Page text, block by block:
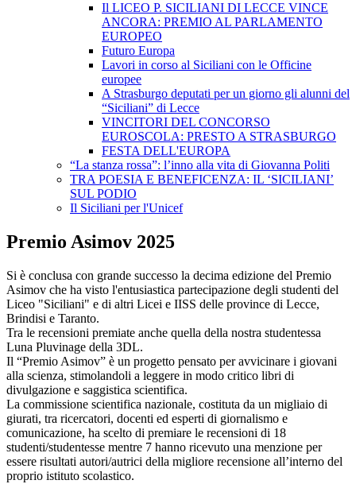
Il LICEO P. SICILIANI DI LECCE VINCE
ANCORA: PREMIO AL PARLAMENTO
EUROPEO
Futuro Europa
Lavori in corso al Siciliani con le Officine
europee
A Strasburgo deputati per un giorno gli alunni del
“Siciliani” di Lecce
VINCITORI DEL CONCORSO
EUROSCOLA: PRESTO A STRASBURGO
FESTA DELL'EUROPA
“La stanza rossa”: l’inno alla vita di Giovanna Politi
TRA POESIA E BENEFICENZA: IL ‘SICILIANI’
SUL PODIO
Il Siciliani per l'Unicef
Premio Asimov 2025
Si è conclusa con grande successo la decima edizione del Premio
Asimov che ha visto l'entusiastica partecipazione degli studenti del
Liceo "Siciliani" e di altri Licei e IISS delle province di Lecce,
Brindisi e Taranto.
Tra le recensioni premiate anche quella della nostra studentessa
Luna Pluvinage della 3DL.
Il “Premio Asimov” è un progetto pensato per avvicinare i giovani
alla scienza, stimolandoli a leggere in modo critico libri di
divulgazione e saggistica scientifica.
La commissione scientifica nazionale, costituta da un migliaio di
giurati, tra ricercatori, docenti ed esperti di giornalismo e
comunicazione, ha scelto di premiare le recensioni di 18
studenti/studentesse mentre 7 hanno ricevuto una menzione per
essere risultati autori/autrici della migliore recensione all’interno del
proprio istituto scolastico.